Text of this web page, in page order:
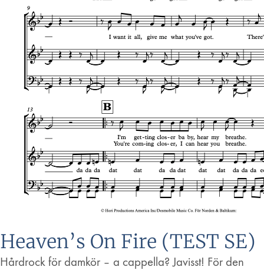
Heaven’s On Fire (TEST SE)
Hårdrock för damkör – a cappella? Javisst! För den